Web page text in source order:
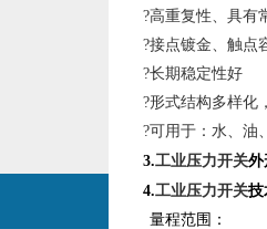
?高重复性、具有
?接点镀金、触点
?长期稳定性好
?形式结构多样化
?可用于：水、油
3.工业压力开关外
4.工业压力开关技
量程范围：